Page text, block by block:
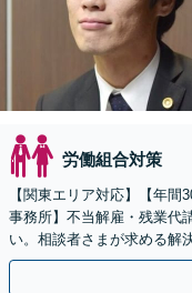
労働組合対策
【関東エリア対応】【年
事務所】不当解雇・残業代
い。相談者さまが求める解
【初回相談無料】【着手金